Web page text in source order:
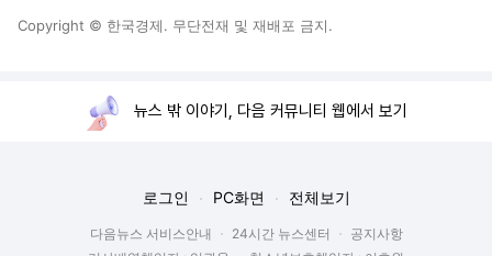
Copyright © 한국경제. 무단전재 및 재배포 금지.
뉴스 밖 이야기, 다음 커뮤니티 웹에서 보기
로그인 PC화면 전체보기
다음뉴스 서비스안내 24시간 뉴스센터
공지사항